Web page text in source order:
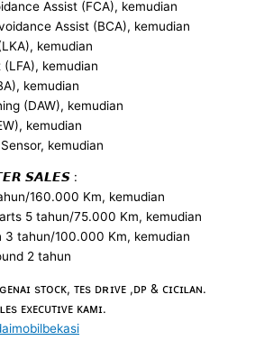
Assist (FCA), kemudian
Assist (BCA), kemudian
kemudian
kemudian
kemudian
(DAW), kemudian
kemudian
kemudian
𝙎𝘼𝙇𝙀𝙎 :
160.000 Km, kemudian
5 tahun/75.000 Km, kemudian
3 tahun/100.000 Km, kemudian
2 tahun
sᴛᴏᴄᴋ, ᴛᴇs ᴅʀɪᴠᴇ ,ᴅᴘ & ᴄɪᴄɪʟᴀɴ.
ᴇxᴇᴄᴜᴛɪᴠᴇ ᴋᴀᴍɪ.